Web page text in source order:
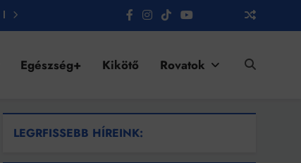
Egészség+ Kikötő Rovatok
LEGRFISSEBB HÍREINK: